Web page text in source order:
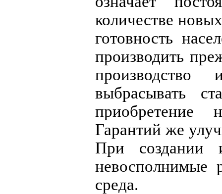
количестве
готовность
производить
выбрасывать
приобретение
Гарантий же
При создании
невосполнимые
среда.